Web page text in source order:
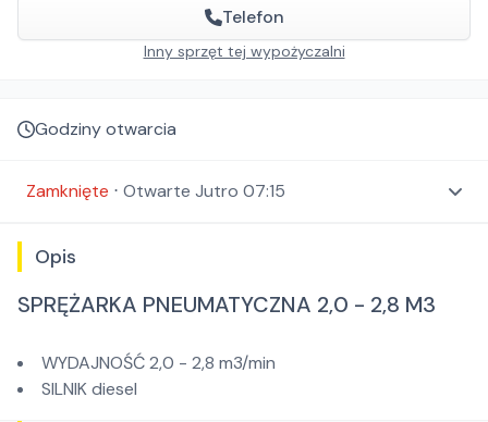
Telefon
Inny sprzęt tej wypożyczalni
Godziny otwarcia
Zamknięte ⋅ Otwarte Jutro 07:15
Opis
SPRĘŻARKA PNEUMATYCZNA 2,0 - 2,8 M3
WYDAJNOŚĆ 2,0 - 2,8 m3/min
SILNIK diesel